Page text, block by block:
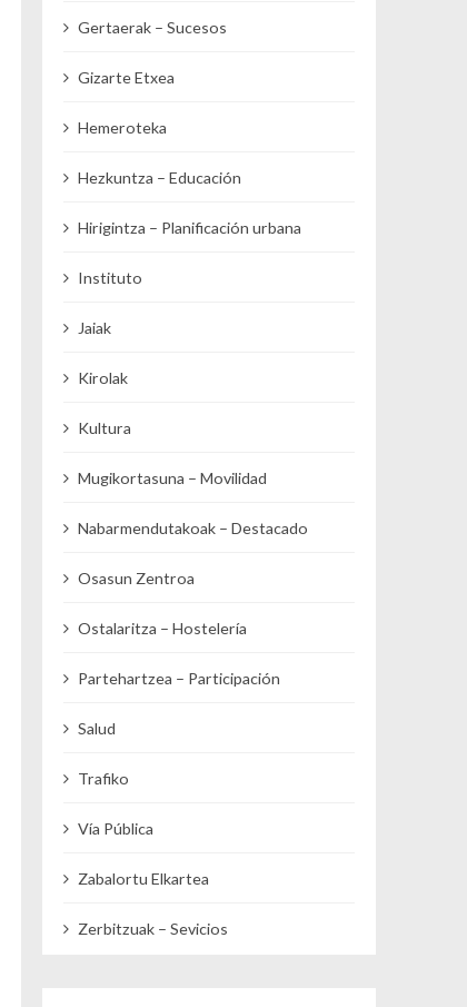
Gertaerak – Sucesos
Gizarte Etxea
Hemeroteka
Hezkuntza – Educación
Hirigintza – Planificación urbana
Instituto
Jaiak
Kirolak
Kultura
Mugikortasuna – Movilidad
Nabarmendutakoak – Destacado
Osasun Zentroa
Ostalaritza – Hostelería
Partehartzea – Participación
Salud
Trafiko
Vía Pública
Zabalortu Elkartea
Zerbitzuak – Sevicios